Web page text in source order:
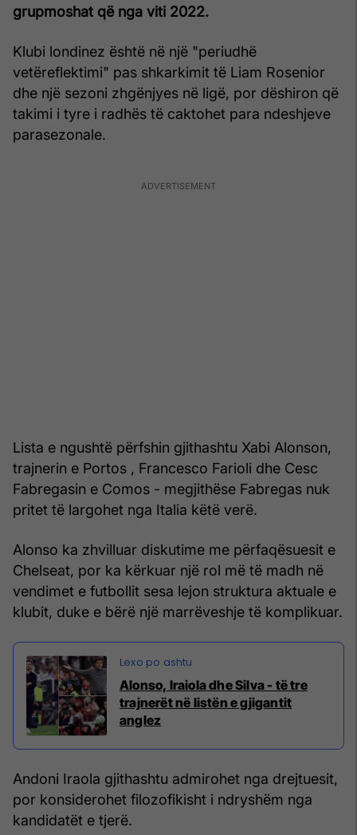
grupmoshat që nga viti 2022.
Klubi londinez është në një "periudhë
vetëreflektimi" pas shkarkimit të Liam Rosenior
dhe një sezoni zhgënjyes në ligë, por dëshiron që
takimi i tyre i radhës të caktohet para ndeshjeve
parasezonale.
Lista e ngushtë përfshin gjithashtu Xabi Alonson,
trajnerin e Portos , Francesco Farioli dhe Cesc
Fabregasin e Comos - megjithëse Fabregas nuk
pritet të largohet nga Italia këtë verë.
Alonso ka zhvilluar diskutime me përfaqësuesit e
Chelseat, por ka kërkuar një rol më të madh në
vendimet e futbollit sesa lejon struktura aktuale e
klubit, duke e bërë një marrëveshje të komplikuar.
Alonso, Iraiola dhe Silva - të tre
trajnerët në listën e gjigantit
anglez
Andoni Iraola gjithashtu admirohet nga drejtuesit,
por konsiderohet filozofikisht i ndryshëm nga
kandidatët e tjerë.